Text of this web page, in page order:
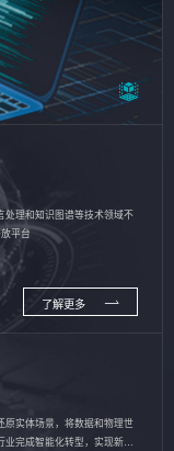
处理和知识图谱等技术领域不
平台
了解更多
原实体场景，将数据和物理世
完成智能化转型，实现新旧